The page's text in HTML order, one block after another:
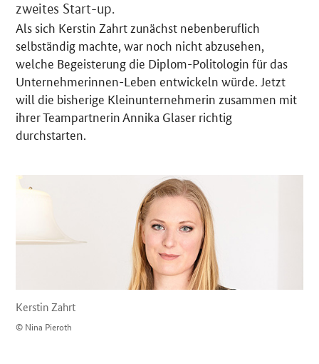
zweites Start-up.
Als sich Kerstin Zahrt zunächst nebenberuflich
selbständig machte, war noch nicht abzusehen,
welche Begeisterung die Diplom-Politologin für das
Unternehmerinnen-Leben entwickeln würde. Jetzt
will die bisherige Kleinunternehmerin zusammen mit
ihrer Teampartnerin Annika Glaser richtig
durchstarten.
Kerstin Zahrt
© Nina Pieroth